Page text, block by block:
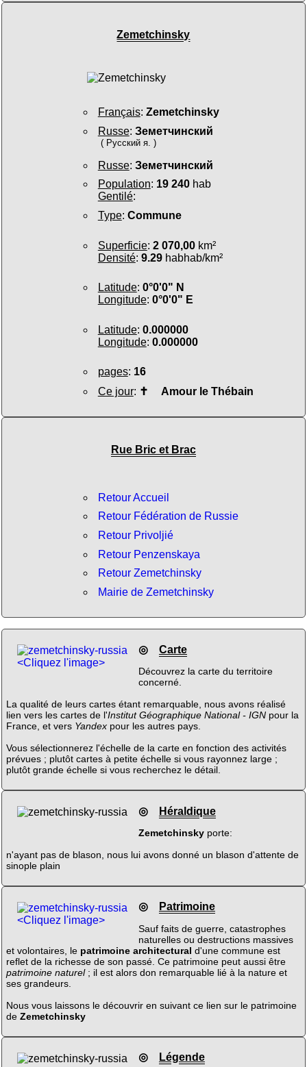
Zemetchinsky
Français: Zemetchinsky
Russe: Земетчинский
( Русский я. )
Russe: Земетчинский
Population: 19 240hab
Gentilé:
Type: Commune
Superficie: 2 070,00km²
Densité: 9.29habhab/km²
Latitude: 0°0'0" N
Longitude: 0°0'0" E
Latitude: 0.000000
Longitude: 0.000000
pages: 16
Ce jour: ✝ Amour le Thébain
Rue Bric et Brac
Retour Accueil
Retour Fédération de Russie
Retour Privoljié
Retour Penzenskaya
Retour Zemetchinsky
Mairie de Zemetchinsky
<Cliquez l'image>
◎ Carte
Découvrez la carte du territoire
concerné.
La qualité de leurs cartes étant remarquable, nous avons réalisé
lien vers les cartes de l'Institut Géographique National - IGNpour la
France, et vers Yandexpour les autres pays.
Vous sélectionnerez l'échelle de la carte en fonction des activités
prévues ; plutôt cartes à petite échelle si vous rayonnez large ;
plutôt grande échelle si vous recherchez le détail.
◎ Héraldique
Zemetchinskyporte:
n'ayant pas de blason, nous lui avons donné un blason d'attente de
sinople plain
<Cliquez l'image>
◎ Patrimoine
Sauf faits de guerre, catastrophes
naturelles ou destructions massives
et volontaires, le patrimoine architectural d'une commune est
reflet de la richesse de son passé. Ce patrimoine peut aussi être
patrimoine naturel; il est alors don remarquable lié à la nature et
ses grandeurs.
Nous vous laissons le découvrir en suivant ce lien sur le patrimoine
de Zemetchinsky
◎ Légende